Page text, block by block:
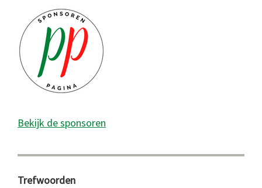
Bekijk de sponsoren
Trefwoorden